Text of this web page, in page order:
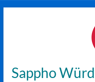
Sappho